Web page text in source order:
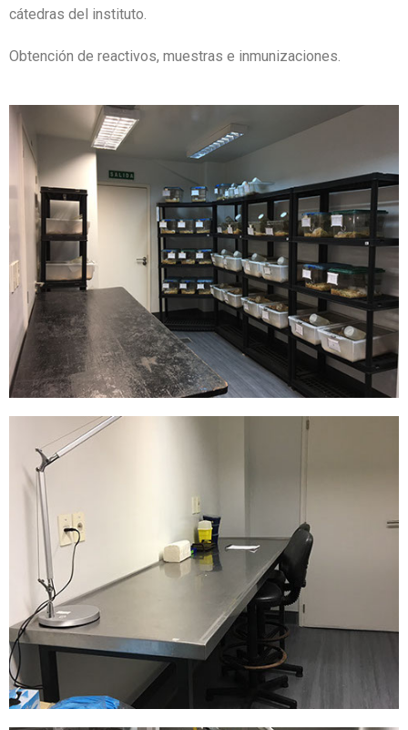
cátedras del instituto.
Obtención de reactivos, muestras e inmunizaciones.